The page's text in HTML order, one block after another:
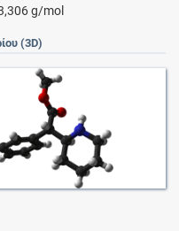
g/mol
(3D)